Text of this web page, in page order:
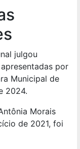
julgou
por
Municipal de
2024.
Morais
de 2021, foi